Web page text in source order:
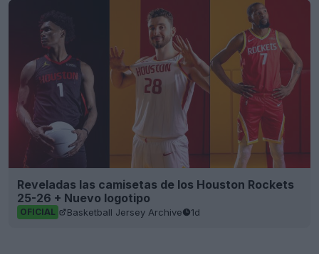
Reveladas las camisetas de los Houston Rockets
25-26 + Nuevo logotipo
OFICIAL Basketball Jersey Archive 1d